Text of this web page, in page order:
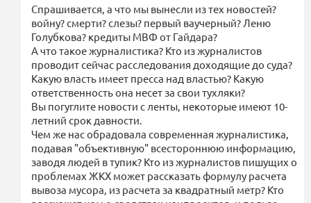
Спрашивается, а что мы вынесли из тех новостей?
войну? смерти? слезы? первый ваучерный? Леню
Голубкова? кредиты МВФ от Гайдара?
А что такое журналистика? Кто из журналистов
проводит сейчас расследования доходящие до суда?
Какую власть имеет пресса над властью? Какую
ответственность она несет за свои тухляки?
Вы погуглите новости с ленты, некоторые имеют 10-
летний срок давности.
Чем же нас обрадовала современная журналистика,
подавая "объективную" всестороннюю информацию,
заводя людей в тупик? Кто из журналистов пишущих о
проблемах ЖКХ может рассказать формулу расчета
вывоза мусора, из расчета за квадратный метр? Кто